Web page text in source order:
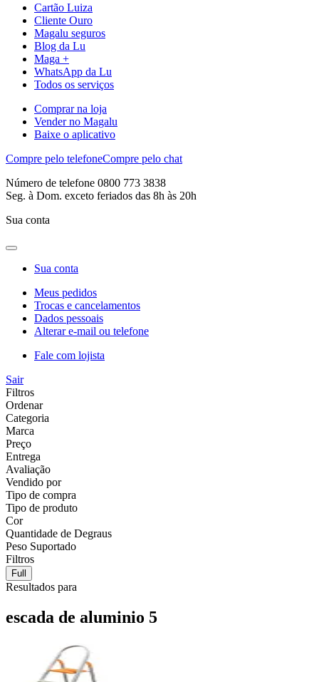
Cartão Luiza
Cliente Ouro
Magalu seguros
Blog da Lu
Maga +
WhatsApp da Lu
Todos os serviços
Comprar na loja
Vender no Magalu
Baixe o aplicativo
Compre pelo telefoneCompre pelo chat
Número de telefone 0800 773 3838
Seg. à Dom. exceto feriados das 8h às 20h
Sua conta
Sua conta
Meus pedidos
Trocas e cancelamentos
Dados pessoais
Alterar e-mail ou telefone
Fale com lojista
Sair
Filtros
Ordenar
Categoria
Marca
Preço
Entrega
Avaliação
Vendido por
Tipo de compra
Tipo de produto
Cor
Quantidade de Degraus
Peso Suportado
Filtros
Full
Resultados para
escada de aluminio 5